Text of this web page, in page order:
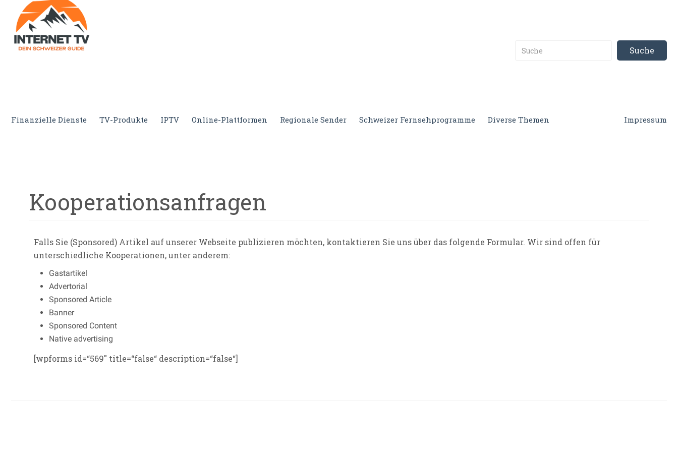
Finanzielle Dienste TV-Produkte IPTV Online-Plattformen Regionale Sender Schweizer Fernsehprogramme Diverse Themen Impressum
Kooperationsanfragen
Falls Sie (Sponsored) Artikel auf unserer Webseite publizieren möchten, kontaktieren Sie uns über das folgende Formular. Wir sind offen für
unterschiedliche Kooperationen, unter anderem:
Gastartikel
Advertorial
Sponsored Article
Banner
Sponsored Content
Native advertising
[wpforms id=“569″ title=“false“ description=“false“]